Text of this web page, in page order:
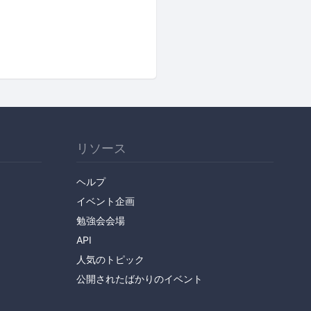
リソース
ヘルプ
イベント企画
勉強会会場
API
人気のトピック
公開されたばかりのイベント